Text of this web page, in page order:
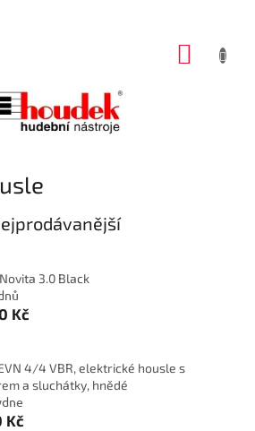
3.0 Black
Kč
4/4 VBR, elektrické housle s
a sluchátky, hnědé
Kč